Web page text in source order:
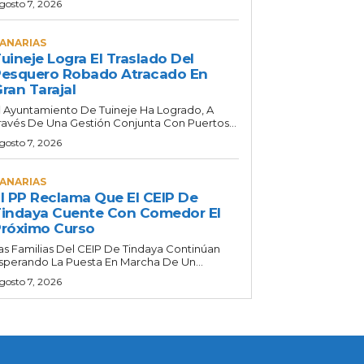
7, 2026
Logra El Traslado Del
Robado Atracado En
Tarajal
Ayuntamiento De Tuineje Ha Logrado, A
De Una Gestión Conjunta Con Puertos...
7, 2026
PP Reclama Que El CEIP De
Cuente Con Comedor El
Curso
Familias Del CEIP De Tindaya Continúan
La Puesta En Marcha De Un...
7, 2026